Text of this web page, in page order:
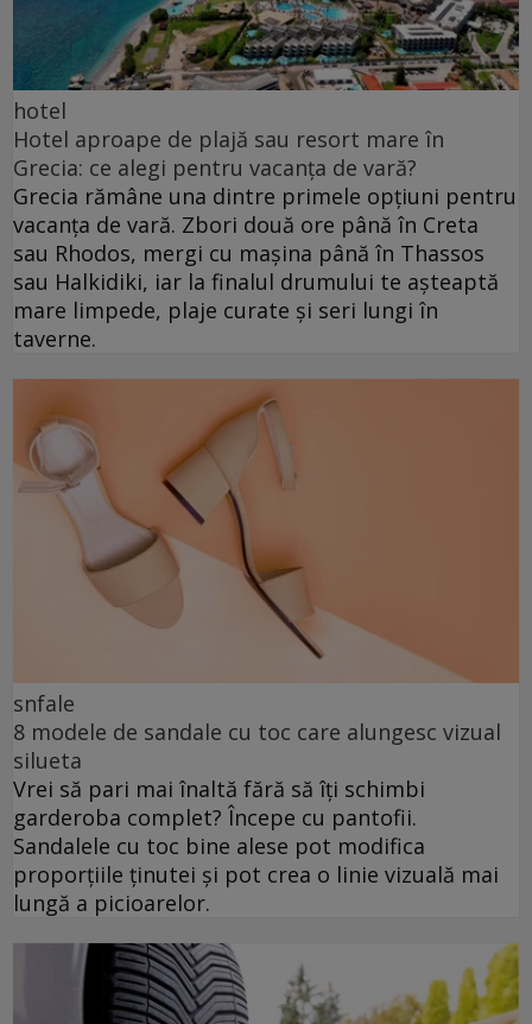
hotel
Hotel aproape de plajă sau resort mare în
Grecia: ce alegi pentru vacanța de vară?
Grecia rămâne una dintre primele opțiuni pentru
vacanța de vară. Zbori două ore până în Creta
sau Rhodos, mergi cu mașina până în Thassos
sau Halkidiki, iar la finalul drumului te așteaptă
mare limpede, plaje curate și seri lungi în
taverne.
snfale
8 modele de sandale cu toc care alungesc vizual
silueta
Vrei să pari mai înaltă fără să îți schimbi
garderoba complet? Începe cu pantofii.
Sandalele cu toc bine alese pot modifica
proporțiile ținutei și pot crea o linie vizuală mai
lungă a picioarelor.